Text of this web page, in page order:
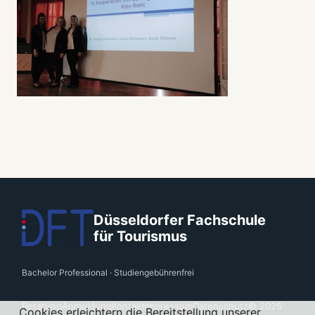
Düsseldorfer Fachschule
für Tourismus
Bachelor Professional · Studiengebührenfrei
Beratung Anmeldung Kontakt Impressum Datenschutz
Cookies erleichtern die Bereitstellung unserer